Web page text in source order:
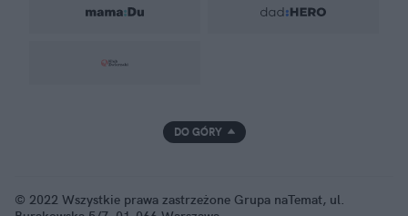
DO GÓRY
© 2022 Wszystkie prawa zastrzeżone Grupa naTemat, ul.